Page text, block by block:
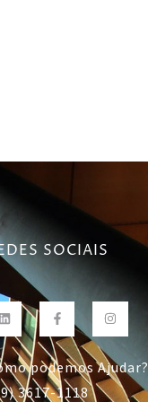
SOCIAIS
podemos Ajudar?
3617-1118